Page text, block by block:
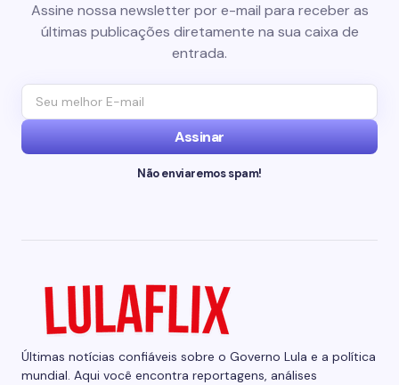
Assine nossa newsletter por e-mail para receber as
últimas publicações diretamente na sua caixa de
entrada.
Assinar
Não enviaremos spam!
Últimas notícias confiáveis sobre o Governo Lula e a política
mundial. Aqui você encontra reportagens, análises